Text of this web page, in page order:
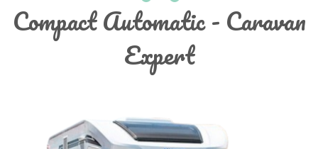
Compact Automatic - Caravan
Expert